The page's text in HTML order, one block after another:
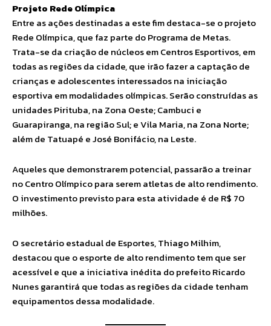
Projeto Rede Olímpica
Entre as ações destinadas a este fim destaca-se o projeto
Rede Olímpica, que faz parte do Programa de Metas.
Trata-se da criação de núcleos em Centros Esportivos, em
todas as regiões da cidade, que irão fazer a captação de
crianças e adolescentes interessados na iniciação
esportiva em modalidades olímpicas. Serão construídas as
unidades Pirituba, na Zona Oeste; Cambuci e
Guarapiranga, na região Sul; e Vila Maria, na Zona Norte;
além de Tatuapé e José Bonifácio, na Leste.
Aqueles que demonstrarem potencial, passarão a treinar
no Centro Olímpico para serem atletas de alto rendimento.
O investimento previsto para esta atividade é de R$ 70
milhões.
O secretário estadual de Esportes, Thiago Milhim,
destacou que o esporte de alto rendimento tem que ser
acessível e que a iniciativa inédita do prefeito Ricardo
Nunes garantirá que todas as regiões da cidade tenham
equipamentos dessa modalidade.